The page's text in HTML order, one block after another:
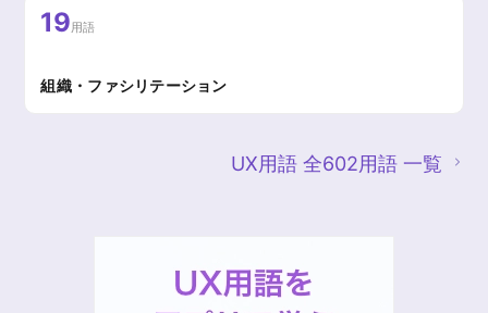
19用語
組織・ファシリテーション
UX用語 全602用語 一覧